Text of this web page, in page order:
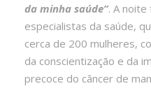
da minha saúde”. A noite
especialistas da saúde,
cerca de 200 mulheres,
da conscientização e da
precoce do câncer de